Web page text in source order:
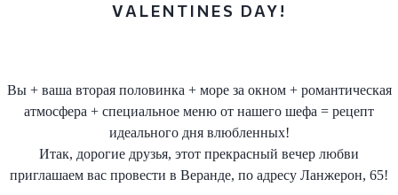
VALENTINES DAY!
Вы + ваша вторая половинка + море за окном + романтическая
атмосфера + специальное меню от нашего шефа = рецепт
идеального дня влюбленных!
Итак, дорогие друзья, этот прекрасный вечер любви
приглашаем вас провести в Веранде, по адресу Ланжерон, 65!